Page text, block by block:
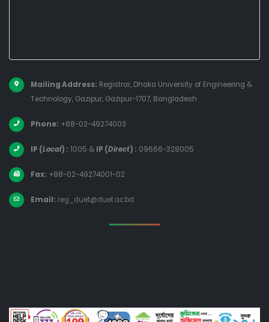
Mailing Address: Registrar, Dhaka University of Engineering &
Technology, Gazipur, Gazipur-1707, Bangladesh
Phone: +88-02-49274003
IP (Local) : 1005 & IP (Direct) : 09666-328005
Fax: +88-02-49274001-02
Email: reg_duet@duet.ac.bd